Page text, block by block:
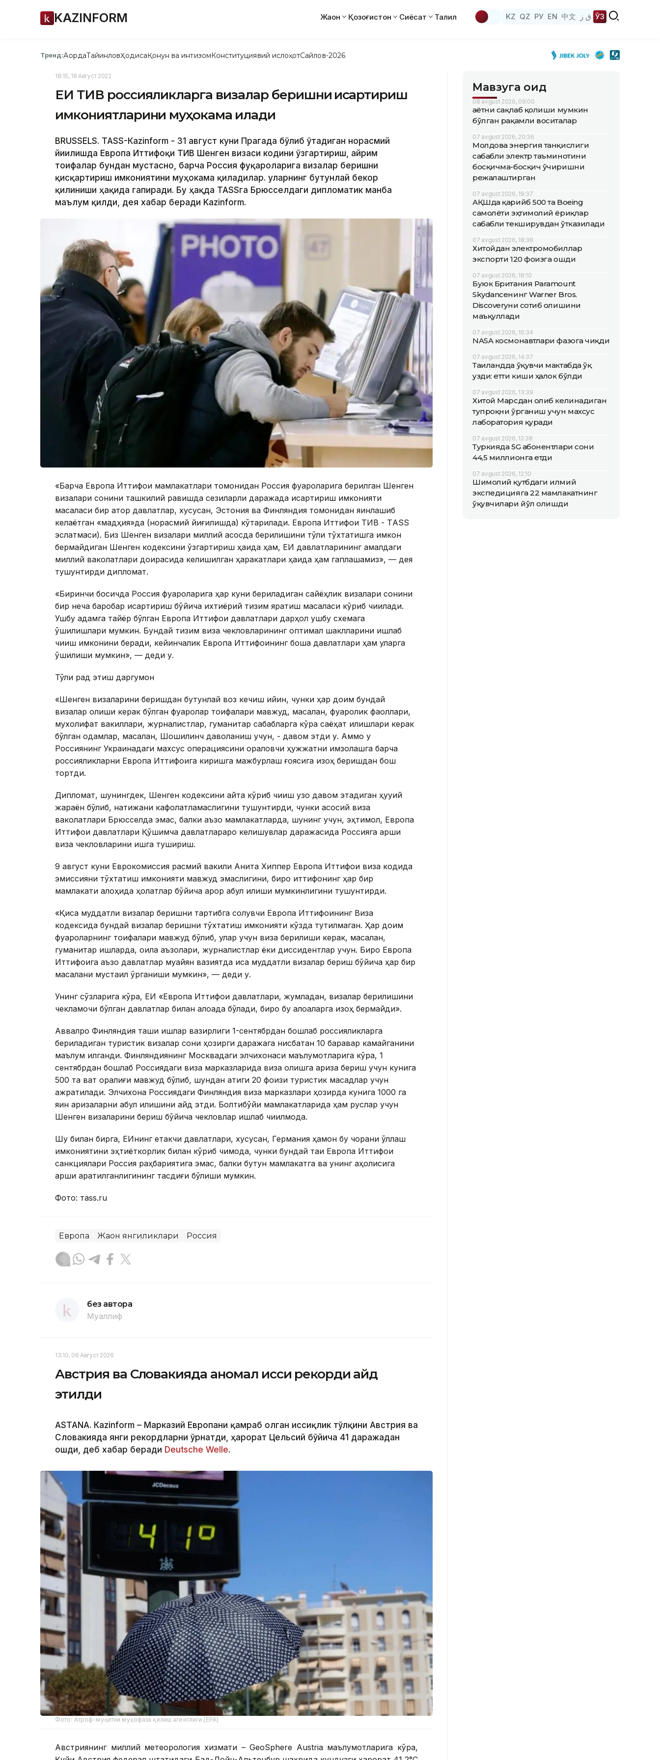
KAZINFORM Жаҳон Қозоғистон Сиёсат Таҳлил KZ QZ РУ EN 中文 ق ز ЎЗ
Тренд:АқордаТайинловҲодисаҚонун ва интизомКонституциявий ислоҳотСайлов-2026
18:15, 18 Август 2022
ЕИ ТИВ россияликларга визалар беришни қисқартириш
имкониятларини муҳокама қилади
BRUSSELS. ТАSS-Кazinform - 31 август куни Прагада бўлиб ўтадиган норасмий
йиғилишда Европа Иттифоқи ТИВ Шенген визаси кодини ўзгартириш, айрим
тоифалар бундан мустасно, барча Россия фуқароларига визалар беришни
қисқартириш имкониятини муҳокама қиладилар. уларнинг бутунлай бекор
қилиниши ҳақида гапиради. Бу ҳақда TASSга Брюсселдаги дипломатик манба
маълум қилди, дея хабар беради Kazinform.
«Барча Европа Иттифоқи мамлакатлари томонидан Россия фуқароларига берилган Шенген
визалари сонини ташкилий равишда сезиларли даражада қисқартириш имконияти
масаласи бир қатор давлатлар, хусусан, Эстония ва Финляндия томонидан яқинлашиб
келаётган «мадҳия»да (норасмий йиғилишда) кўтарилади. Европа Иттифоқи ТИВ - ТASS
эслатмаси). Биз Шенген визалари миллий асосда берилишини тўлиқ тўхтатишга имкон
бермайдиган Шенген кодексини ўзгартириш ҳақида ҳам, ЕИ давлатларининг амалдаги
миллий ваколатлари доирасида келишилган ҳаракатлари ҳақида ҳам гаплашамиз», — дея
тушунтирди дипломат.
«Биринчи босқичда Россия фуқароларига ҳар куни бериладиган сайёҳлик визалари сонини
бир неча баробар қисқартириш бўйича ихтиёрий тизим яратиш масаласи кўриб чиқилади.
Ушбу қадамга тайёр бўлган Европа Иттифоқи давлатлари дарҳол ушбу схемага
қўшилишлари мумкин. Бундай тизим виза чекловларининг оптимал шаклларини ишлаб
чиқиш имконини беради, кейинчалик Европа Иттифоқининг бошқа давлатлари ҳам уларга
қўшилиши мумкин», — деди у.
Тўлиқ рад этиш даргумон
«Шенген визаларини беришдан бутунлай воз кечиш қийин, чунки ҳар доим бундай
визалар олиши керак бўлган фуқаролар тоифалари мавжуд, масалан, фуқаролик фаоллари,
мухолифат вакиллари, журналистлар, гуманитар сабабларга кўра саёҳат қилишлари керак
бўлган одамлар, масалан, Шошилинч даволаниш учун, - давом этди у. Аммо у
Россиянинг Украинадаги махсус операциясини қораловчи ҳужжатни имзолашга барча
россияликларни Европа Иттифоқига киришга мажбурлаш ғоясига изоҳ беришдан бош
тортди.
Дипломат, шунингдек, Шенген кодексини қайта кўриб чиқиш узоқ давом этадиган ҳуқуқий
жараён бўлиб, натижани кафолатламаслигини тушунтирди, чунки асосий виза
ваколатлари Брюсселда эмас, балки аъзо мамлакатларда, шунинг учун, эҳтимол, Европа
Иттифоқи давлатлари Қўшимча давлатлараро келишувлар даражасида Россияга қарши
виза чекловларини ишга тушириш.
9 август куни Еврокомиссия расмий вакили Анита Хиппер Европа Иттифоқи виза кодида
эмиссияни тўхтатиш имконияти мавжуд эмаслигини, бироқ иттифоқнинг ҳар бир
мамлакати алоҳида ҳолатлар бўйича қарор қабул қилиши мумкинлигини тушунтирди.
«Қисқа муддатли визалар беришни тартибга солувчи Европа Иттифоқининг Виза
кодексида бундай визалар беришни тўхтатиш имконияти кўзда тутилмаган. Ҳар доим
фуқароларнинг тоифалари мавжуд бўлиб, улар учун виза берилиши керак, масалан,
гуманитар ишларда, оила аъзолари, журналистлар ёки диссидентлар учун. Бироқ Европа
Иттифоқига аъзо давлатлар муайян вазиятда қисқа муддатли визалар бериш бўйича ҳар бир
масалани мустақил ўрганиши мумкин», — деди у.
Унинг сўзларига кўра, ЕИ «Европа Иттифоқи давлатлари, жумладан, визалар берилишини
чекламоқчи бўлган давлатлар билан алоқада бўлади, бироқ бу алоқаларга изоҳ бермайди».
Аввалроқ Финляндия ташқи ишлар вазирлиги 1-сентябрдан бошлаб россияликларга
бериладиган туристик визалар сони ҳозирги даражага нисбатан 10 баравар камайганини
маълум қилганди. Финляндиянинг Москвадаги элчихонаси маълумотларига кўра, 1
сентябрдан бошлаб Россиядаги виза марказларида виза олишга ариза бериш учун кунига
500 та вақт оралиғи мавжуд бўлиб, шундан атиги 20 фоизи туристик мақсадлар учун
ажратилади. Элчихона Россиядаги Финляндия виза марказлари ҳозирда кунига 1000 га
яқин аризаларни қабул қилишини қайд этди. Болтиқбўйи мамлакатларида ҳам руслар учун
Шенген визаларини бериш бўйича чекловлар ишлаб чиқилмоқда.
Шу билан бирга, ЕИнинг етакчи давлатлари, хусусан, Германия ҳамон бу чорани қўллаш
имкониятини эҳтиёткорлик билан кўриб чиқмоқда, чунки бундай тақиқ Европа Иттифоқи
санкциялари Россия раҳбариятига эмас, балки бутун мамлакатга ва унинг аҳолисига
қарши қаратилганлигининг тасдиғи бўлиши мумкин.
Фото: таss.ru
Европа Жаҳон янгиликлари Россия
без автора
Муаллиф
13:10, 06 Август 2026
Австрия ва Словакияда аномал иссиқ рекорди қайд
этилди
ASTANА. Кazinform – Марказий Европани қамраб олган иссиқлик тўлқини Австрия ва
Словакияда янги рекордларни ўрнатди, ҳарорат Цельсий бўйича 41 даражадан
ошди, деб хабар беради Deutsche Welle.
Фото: Атроф-муҳитни муҳофаза қилиш агентлиги (EPA)
Австриянинг миллий метеорология хизмати – GeoSphere Austria маълумотларига кўра,
Мавзуга оид
08 avgust 2026, 09:00
Ҳаётни сақлаб қолиши мумкин
бўлган рақамли воситалар
07 avgust 2026, 20:36
Молдова энергия танқислиги
сабабли электр таъминотини
босқичма-босқич ўчиришни
режалаштирган
07 avgust 2026, 19:37
АҚШда қарийб 500 та Boeing
самолёти эҳтимолий ёриқлар
сабабли текширувдан ўтказилади
07 avgust 2026, 18:38
Хитойдан электромобиллар
экспорти 120 фоизга ошди
07 avgust 2026, 18:10
Буюк Британия Paramount
Skydanceнинг Warner Bros.
Discoveryни сотиб олишини
маъқуллади
07 avgust 2026, 16:34
NASA космонавтлари фазога чиқди
07 avgust 2026, 14:37
Таиландда ўқувчи мактабда ўқ
узди: етти киши ҳалок бўлди
07 avgust 2026, 13:39
Хитой Марсдан олиб келинадиган
тупроқни ўрганиш учун махсус
лаборатория қуради
07 avgust 2026, 12:38
Туркияда 5G абонентлари сони
44,5 миллионга етди
07 avgust 2026, 12:10
Шимолий қутбдаги илмий
экспедицияга 22 мамлакатнинг
ўқувчилари йўл олишди